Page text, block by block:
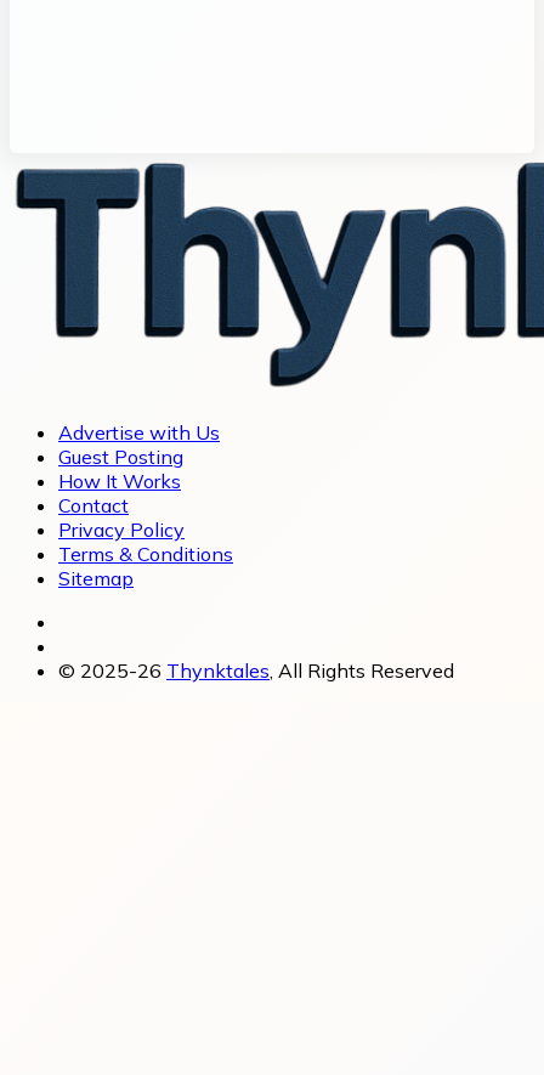
Advertise with Us
Guest Posting
How It Works
Contact
Privacy Policy
Terms & Conditions
Sitemap
© 2025-26 Thynktales, All Rights Reserved